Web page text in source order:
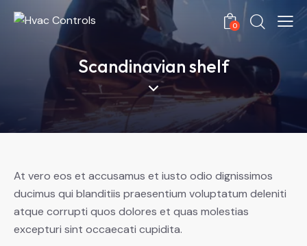
0
Scandinavian shelf
At vero eos et accusamus et iusto odio dignissimos
ducimus qui blanditiis praesentium voluptatum deleniti
atque corrupti quos dolores et quas molestias
excepturi sint occaecati cupidita.